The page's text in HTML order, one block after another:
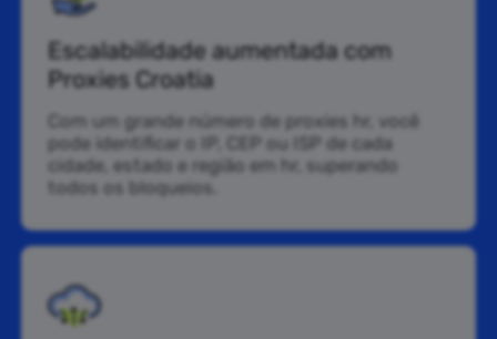
Escalabilidade aumentada com
Proxies Croatia
Com um grande número de proxies hr, você
pode identificar o IP, CEP ou ISP de cada
cidade, estado e região em hr, superando
todos os bloqueios.